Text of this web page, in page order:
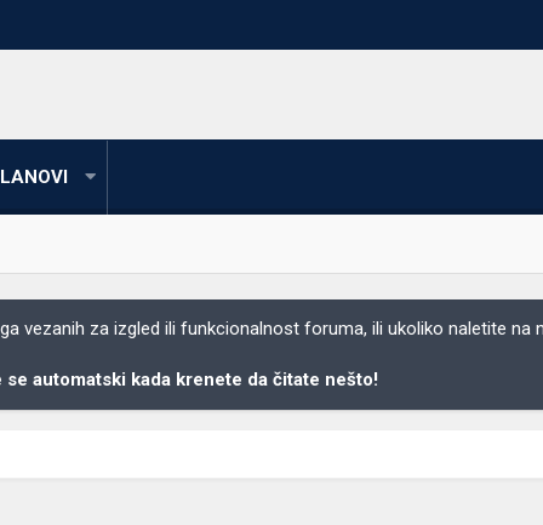
vezanih za izgled ili funkcionalnost foruma, ili ukoliko naletite na
se automatski kada krenete da čitate nešto!